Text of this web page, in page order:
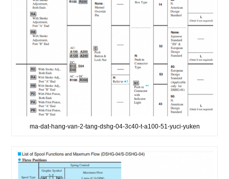
ma-dat-hang-van-2-tang-dshg-04-3c40-t-a100-51-yuci-yuken